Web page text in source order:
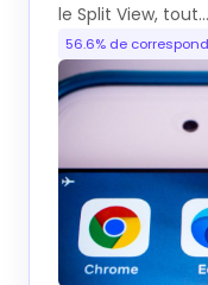
le Split View, tout…
56.6% de